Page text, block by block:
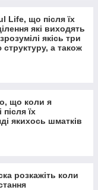
Life, що після їх
які виходять
якісь три
структуру, а також
що коли я
їх
якихось шматків
розкажіть коли